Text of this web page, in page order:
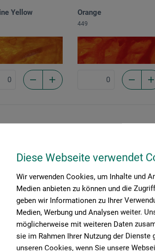
Diese Webseite verwendet
Wir verwenden Cookies, um Inhalte und
Medien anbieten zu können und die
geben wir Informationen zu Ihrer
Medien, Werbung und Analysen weiter.
möglicherweise mit weiteren Daten
sie im Rahmen Ihrer Nutzung der
unseren Cookies, wenn Sie unsere
Yellow Orange
449